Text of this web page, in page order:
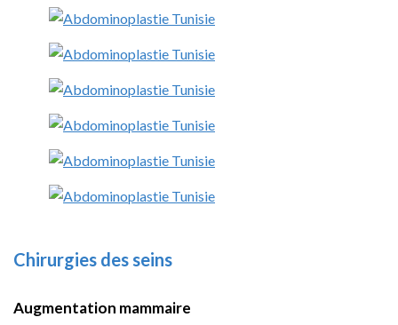
Chirurgies des seins
Augmentation mammaire